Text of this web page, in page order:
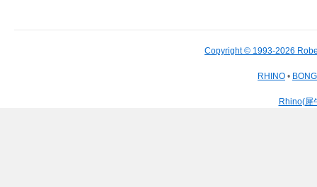
Copyright © 1993-2026
RHINO •
Rhino(犀